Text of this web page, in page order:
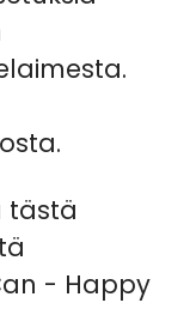
tästä
- Happy